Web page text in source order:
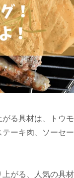
る具材は、トウモ
ーキ肉、ソーセー
がる、人気の具材